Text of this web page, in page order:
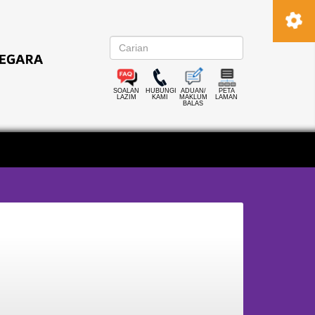
SOALAN
LAZIM
HUBUNGI
KAMI
ADUAN/
MAKLUM
BALAS
PETA
LAMAN